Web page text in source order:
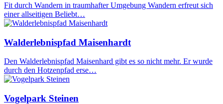
Fit durch Wandern in traumhafter Umgebung Wandern erfreut sich
einer allseitigen Beliebt…
Walderlebnispfad Maisenhardt
Den Walderlebnispfad Maisenhard gibt es so nicht mehr. Er wurde
durch den Hotzenpfad erse…
Vogelpark Steinen